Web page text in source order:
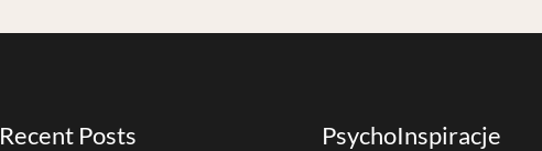
Recent Posts PsychoInspiracje